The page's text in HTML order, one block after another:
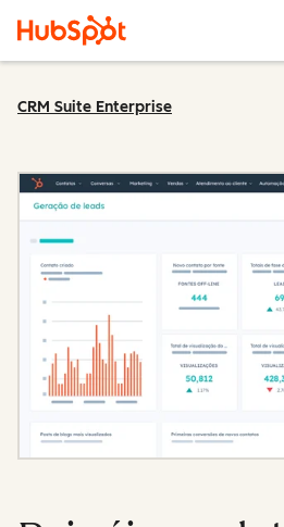
CRM Suite Enterprise